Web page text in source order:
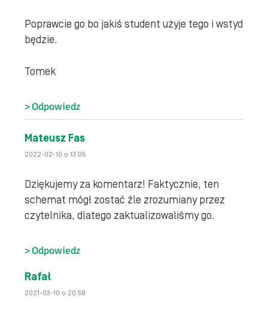
Poprawcie go bo jakiś student użyje tego i wstyd
będzie.
Tomek
Odpowiedz
Mateusz Fas
2022-02-10 o 13:05
Dziękujemy za komentarz! Faktycznie, ten
schemat mógł zostać źle zrozumiany przez
czytelnika, dlatego zaktualizowaliśmy go.
Odpowiedz
Rafał
2021-03-10 o 20:59